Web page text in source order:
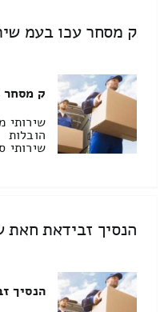
ק מסחר עכו בעמ
ק מסחר
שירותי
הובלות
הנסיך זבידאת חאת
הנסיך